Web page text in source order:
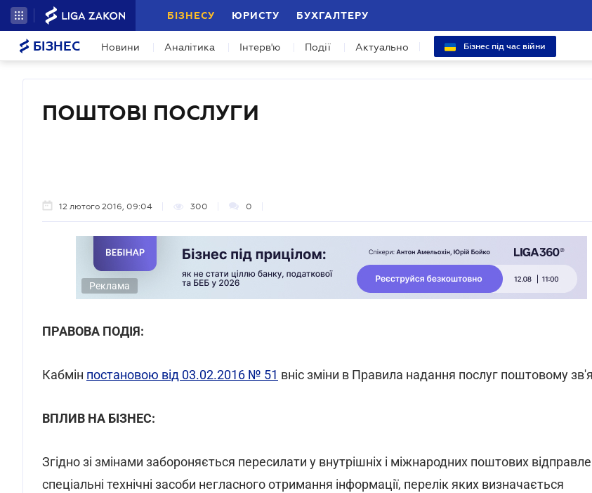
БІЗНЕСУ ЮРИСТУ БУХГАЛТЕРУ
БІЗНЕС Новини Аналітика Інтерв'ю Події Актуально Бізнес під час війни
ПОШТОВІ ПОСЛУГИ
12 лютого 2016, 09:04 300 0
Реклама
ПРАВОВА ПОДІЯ:
Кабмін постановою від 03.02.2016 № 51 вніс зміни в Правила надання послуг поштовому
ВПЛИВ НА БІЗНЕС:
Згідно зі змінами забороняється пересилати у внутрішніх і міжнародних поштових
спеціальні технічні засоби негласного отримання інформації, перелік яких визначається